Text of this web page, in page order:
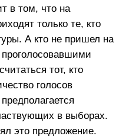
в том, что на
только те, кто
А кто не пришел на
тот, кто
голосов
в выборах.
это предложение.